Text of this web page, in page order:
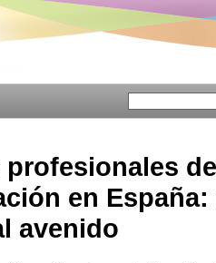
en España:
avenido